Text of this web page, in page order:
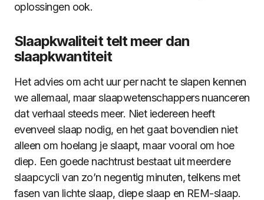
oplossingen ook.
Slaapkwaliteit telt meer dan
slaapkwantiteit
Het advies om acht uur per nacht te slapen kennen
we allemaal, maar slaapwetenschappers nuanceren
dat verhaal steeds meer. Niet iedereen heeft
evenveel slaap nodig, en het gaat bovendien niet
alleen om hoelang je slaapt, maar vooral om hoe
diep. Een goede nachtrust bestaat uit meerdere
slaapcycli van zo’n negentig minuten, telkens met
fasen van lichte slaap, diepe slaap en REM-slaap.